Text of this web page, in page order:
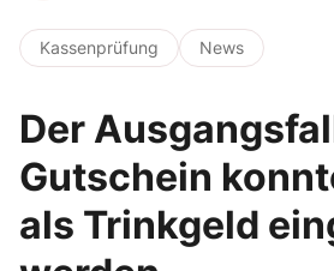
Kassenprüfung News
Der
Gutschein
als Trinkgeld